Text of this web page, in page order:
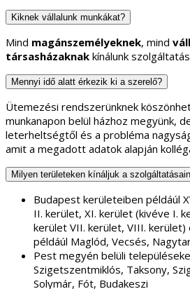
Kiknek vállalunk munkákat?
Mind magánszemélyeknek, mind
társasházaknak kínálunk
Mennyi idő alatt érkezik ki a szerelő?
Ütemezési rendszerünknek
munkanapon belül házhoz megyünk,
leterheltségtől és a probléma
amit a megadott adatok alapján
Milyen területeken kínáljuk a
Budapest kerületeiben példáúl
II. kerület, XI. kerület (kivéve I.
kerület VII. kerület, VIII.
példáúl Maglód, Vecsés,
Pest megyén belüli
Szigetszentmiklós, Taksony,
Solymár, Fót, Budakeszi